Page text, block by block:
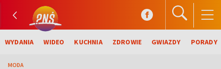
WYDANIA WIDEO KUCHNIA ZDROWIE GWIAZDY PORADY
MODA